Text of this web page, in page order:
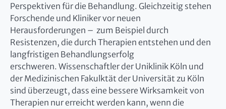
Perspektiven für die Behandlung. Gleichzeitig stehen
Forschende und Kliniker vor neuen
Herausforderungen – zum Beispiel durch
Resistenzen, die durch Therapien entstehen und den
langfristigen Behandlungserfolg
erschweren. Wissenschaftler der Uniklinik Köln und
der Medizinischen Fakulktät der Universität zu Köln
sind überzeugt, dass eine bessere Wirksamkeit von
Therapien nur erreicht werden kann, wenn die